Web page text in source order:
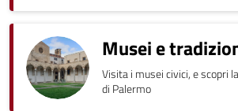
Musei e
Visita i musei civici, e scopri
di Palermo